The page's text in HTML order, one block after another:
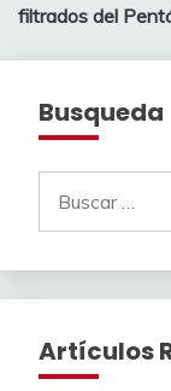
filtrados del
Busqueda
Artículos